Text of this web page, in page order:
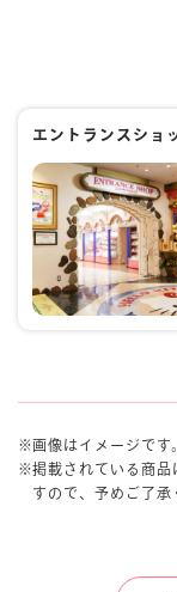
エントランスショ
画像はイメージです
掲載されている商品
すので、予めご了承